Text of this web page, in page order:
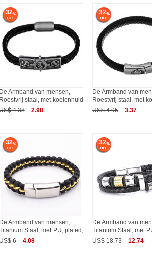
32
De Armband van mensen,
Roestvrij staal, met koeienhuid
4.38
2.98
32
De Armband van
Roestvrij staal, met
US$ 4.95
3.37
32
De Armband van mensen,
Staal, met PU, plated,
6
4.08
32
De Armband van
Titanium Staal, met
US$ 18.73
12.74